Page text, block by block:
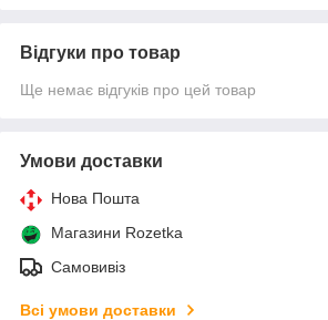
Відгуки про товар
Ще немає відгуків про цей товар
Умови доставки
Нова Пошта
Магазини Rozetka
Самовивіз
Всі умови доставки